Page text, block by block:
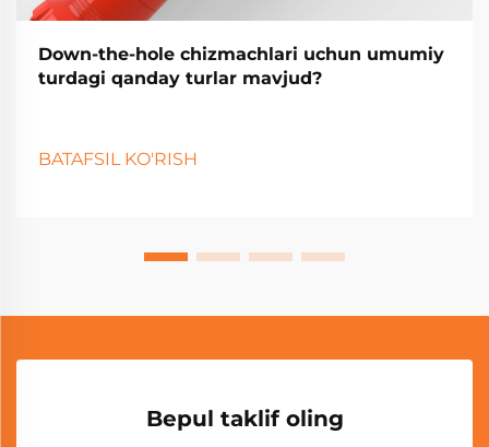
Down-the-hole chizmachlari uchun umumiy
turdagi qanday turlar mavjud?
BATAFSIL KO'RISH
Bepul taklif oling